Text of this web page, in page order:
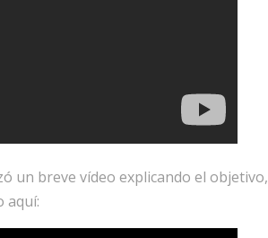
un breve vídeo explicando el objetivo,
aquí: